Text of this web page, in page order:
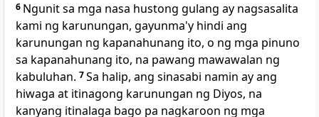
6 Ngunit sa mga nasa hustong gulang ay nagsasalita
kami ng karunungan, gayunma'y hindi ang
karunungan ng kapanahunang ito, o ng mga pinuno
sa kapanahunang ito, na pawang mawawalan ng
kabuluhan. 7Sa halip, ang sinasabi namin ay ang
hiwaga at itinagong karunungan ng Diyos, na
kanyang itinalaga bago pa nagkaroon ng mga